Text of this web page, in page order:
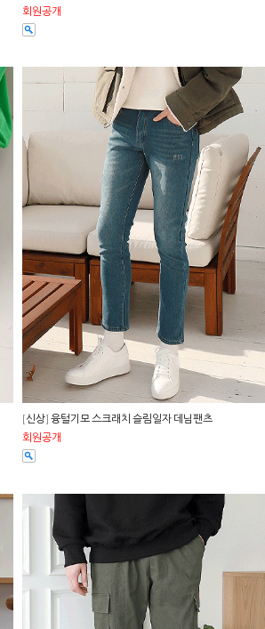
회원공개
[신상] 융털기모 스크래치 슬림일자 데님팬츠
회원공개